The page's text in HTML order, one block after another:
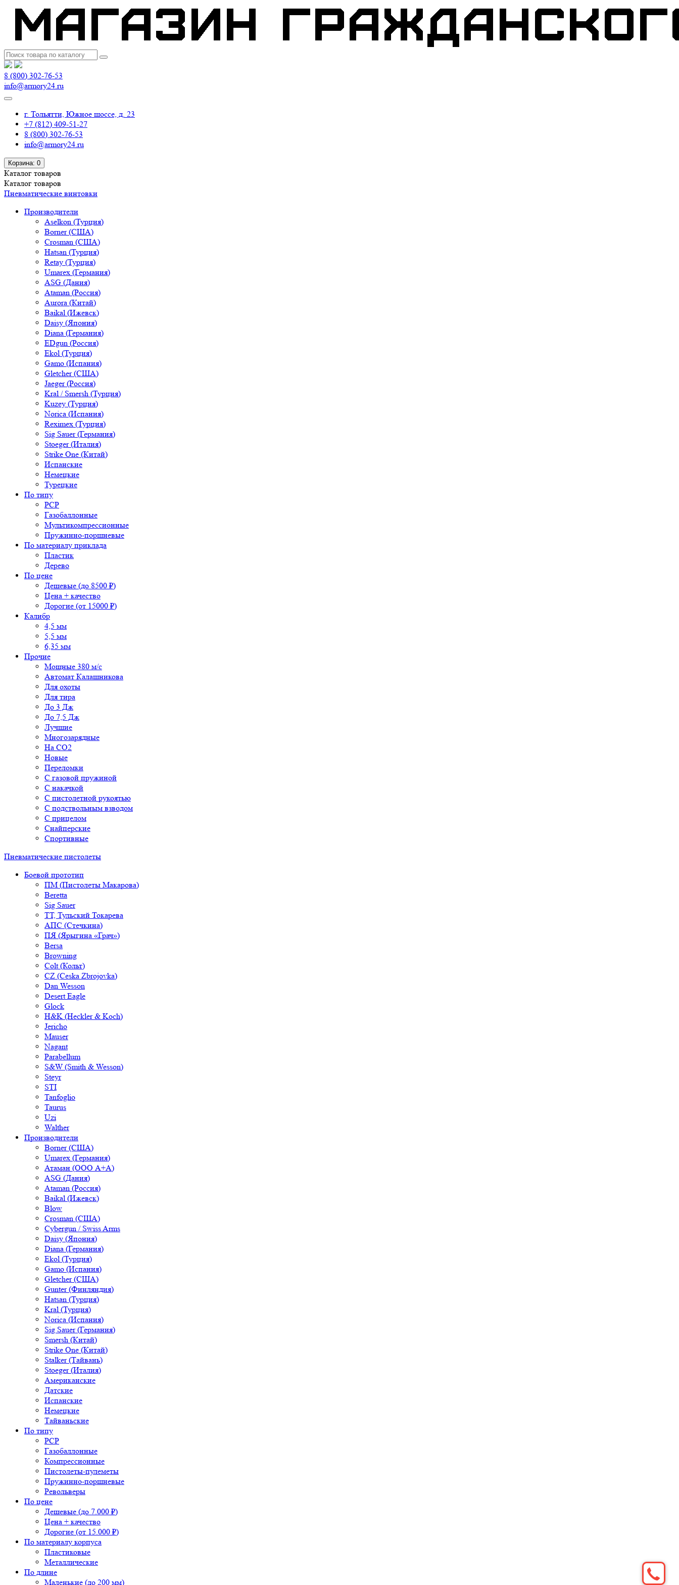
8 (800) 302-76-53
info@armory24.ru
г. Тольятти, Южное шоссе, д. 23
+7 (812) 409-51-27
8 (800) 302-76-53
info@armory24.ru
Корзина: 0
Каталог товаров
Каталог товаров
Пневматические винтовки
Производители
Aselkon (Турция)
Borner (США)
Crosman (США)
Hatsan (Турция)
Retay (Турция)
Umarex (Германия)
ASG (Дания)
Ataman (Россия)
Aurora (Китай)
Baikal (Ижевск)
Daisy (Япония)
Diana (Германия)
EDgun (Россия)
Ekol (Турция)
Gamo (Испания)
Gletcher (США)
Jaeger (Россия)
Kral / Smersh (Турция)
Kuzey (Турция)
Norica (Испания)
Reximex (Турция)
Sig Sauer (Германия)
Stoeger (Италия)
Strike One (Китай)
Испанские
Немецкие
Турецкие
По типу
PCP
Газобаллонные
Мультикомпрессионные
Пружинно-поршневые
По материалу приклада
Пластик
Дерево
По цене
Дешевые (до 8500 ₽)
Цена + качество
Дорогие (от 15000 ₽)
Калибр
4,5 мм
5,5 мм
6,35 мм
Прочие
Мощные 380 м/с
Автомат Калашникова
Для охоты
Для тира
До 3 Дж
До 7,5 Дж
Лучшие
Многозарядные
На CO2
Новые
Переломки
С газовой пружиной
С накачкой
С пистолетной рукоятью
С подствольным взводом
С прицелом
Снайперские
Спортивные
Пневматические пистолеты
Боевой прототип
ПМ (Пистолеты Макарова)
Beretta
Sig Sauer
ТТ, Тульский Токарева
АПС (Стечкина)
ПЯ (Ярыгина «Грач»)
Bersa
Browning
Colt (Кольт)
CZ (Ceska Zbrojovka)
Dan Wesson
Desert Eagle
Glock
H&K (Heckler & Koch)
Jericho
Mauser
Nagant
Parabellum
S&W (Smith & Wesson)
Steyr
STI
Tanfoglio
Taurus
Uzi
Walther
Производители
Borner (США)
Umarex (Германия)
Атаман (ООО А+А)
ASG (Дания)
Ataman (Россия)
Baikal (Ижевск)
Blow
Crosman (США)
Cybergun / Swiss Arms
Daisy (Япония)
Diana (Германия)
Ekol (Турция)
Gamo (Испания)
Gletcher (США)
Gunter (Финляндия)
Hatsan (Турция)
Kral (Турция)
Norica (Испания)
Sig Sauer (Германия)
Smersh (Китай)
Strike One (Китай)
Stalker (Тайвань)
Stoeger (Италия)
Американские
Датские
Испанские
Немецкие
Тайваньские
По типу
PCP
Газобаллонные
Компрессионные
Пистолеты-пулеметы
Пружинно-поршневые
Револьверы
По цене
Дешевые (до 7.000 ₽)
Цена + качество
Дорогие (от 15.000 ₽)
По материалу корпуса
Пластиковые
Металлические
По длине
Маленькие (до 200 мм)